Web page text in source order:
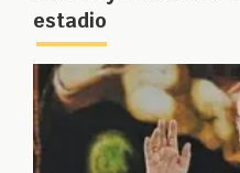
estadio